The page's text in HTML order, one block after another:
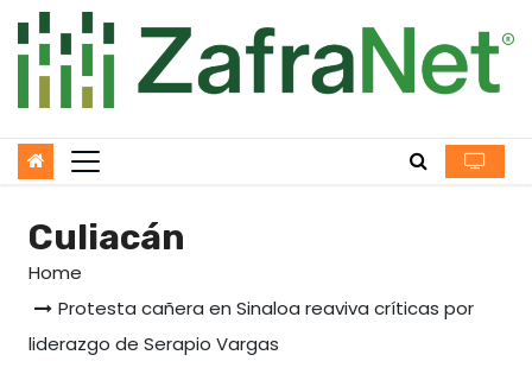
to
content
Culiacán
Home
Protesta cañera en Sinaloa reaviva críticas por
liderazgo de Serapio Vargas